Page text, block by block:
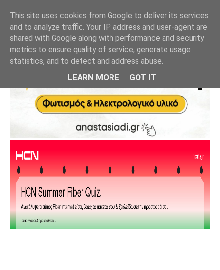
This site uses cookies from Google to deliver its services
and to analyze traffic. Your IP address and user-agent are
shared with Google along with performance and security
metrics to ensure quality of service, generate usage
statistics, and to detect and address abuse.
LEARN MORE GOT IT